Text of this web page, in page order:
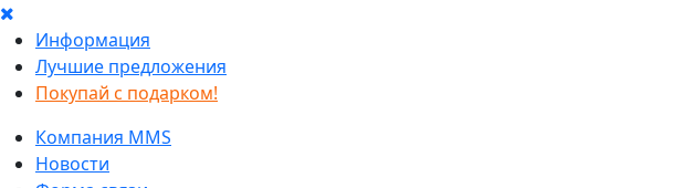
Информация
Лучшие предложения
Покупай с подарком!
Компания MMS
Новости